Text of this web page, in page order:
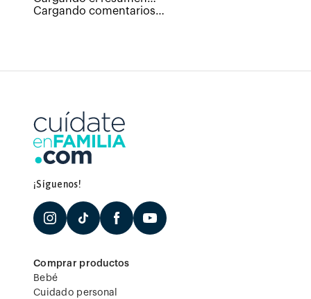
Cargando comentarios…
¡Síguenos!
Comprar productos
Bebé
Cuidado personal